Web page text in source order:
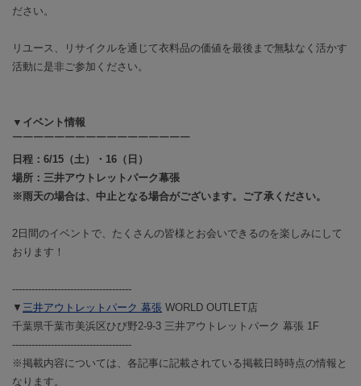
ださい。
リユース、リサイクルを通じて衣料品の価値を最後まで無駄なく活かす
活動に是非ご参加ください。
▼イベント情報
￣￣￣￣￣￣￣￣￣￣￣￣￣￣￣￣￣
日程：6/15（土）・16（日）
場所： 三井アウトレットパーク幕張
※雨天の場合は、中止となる場合がございます。ご了承ください。
2日間のイベントで、たくさんの皆様とお会いできるのを楽しみにして
おります！
-------------------------------------
▼ 三井アウトレットパーク 幕張 WORLD OUTLET店
千葉県千葉市美浜区ひび野2-9-3 三井アウトレットパーク 幕張 1F
-------------------------------------
※掲載内容については、各記事に記載されている掲載日時時点の情報と
なります。